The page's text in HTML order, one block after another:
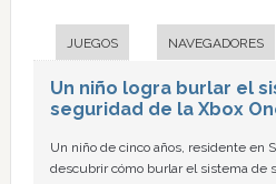
JUEGOS NAVEGADORES
Un niño logra burlar el
seguridad de la Xbox
Un niño de cinco años, residente en
descubrir cómo burlar el sistema de